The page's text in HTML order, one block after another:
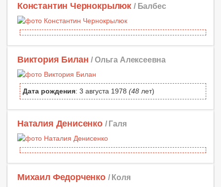
Константин Чернокрылюк / Балбес
Виктория Билан / Ольга Алексеевна
Дата рождения: 3 августа 1978 (48 лет)
Наталия Денисенко / Галя
Михаил Федорченко / Коля